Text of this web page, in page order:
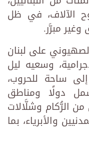
الآلاف، في ظل
مبرَّر.
على لبنان
وسعيه ليل
ساحة للحروب،
دولًا ومناطق
الرُّكام وشلَّالات
والأبرياء، بما